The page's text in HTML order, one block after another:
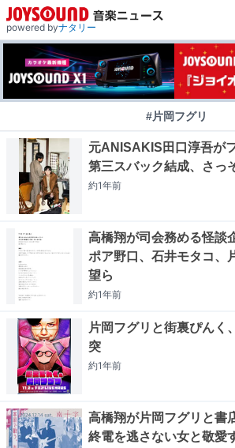
powered byナタリー
#片岡フグリ
元ANISAKIS田口淳吾が
第三スバック結成、さっ
約1年前
高橋翔が司会務める怪談
ポア野口、石井モタコ、
望ら
約1年前
片岡フグリと街裏ぴんく
突
約1年前
高橋翔が片岡フグリと書
終電を逃さない女と敬愛